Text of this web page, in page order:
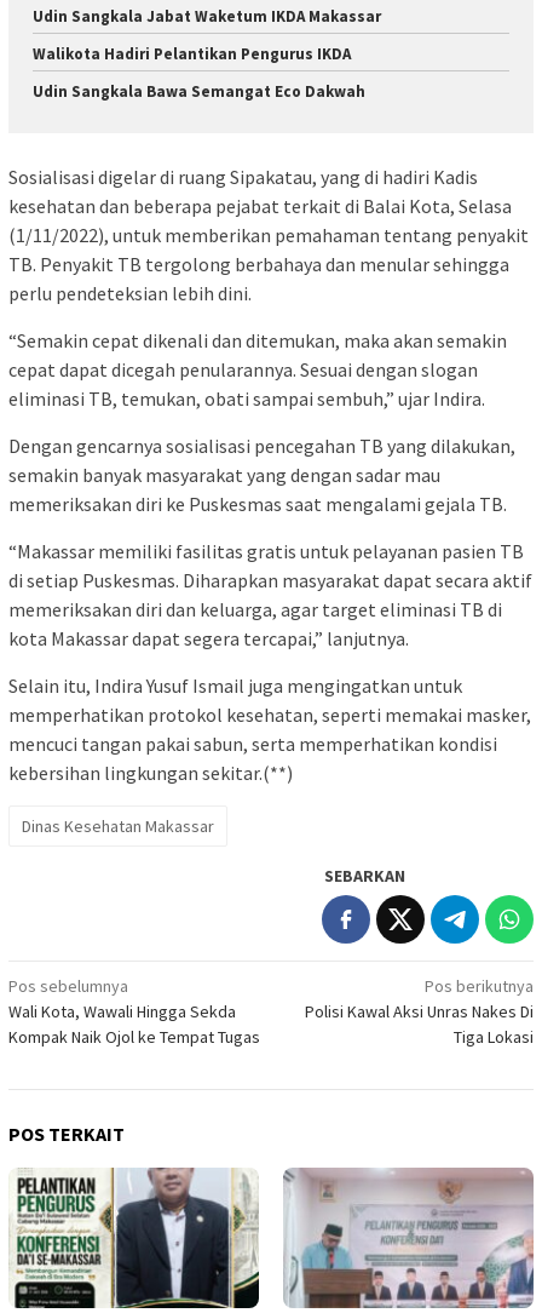
Udin Sangkala Jabat Waketum IKDA Makassar
Walikota Hadiri Pelantikan Pengurus IKDA
Udin Sangkala Bawa Semangat Eco Dakwah
Sosialisasi digelar di ruang Sipakatau, yang di hadiri Kadis
kesehatan dan beberapa pejabat terkait di Balai Kota, Selasa
(1/11/2022), untuk memberikan pemahaman tentang penyakit
TB. Penyakit TB tergolong berbahaya dan menular sehingga
perlu pendeteksian lebih dini.
“Semakin cepat dikenali dan ditemukan, maka akan semakin
cepat dapat dicegah penularannya. Sesuai dengan slogan
eliminasi TB, temukan, obati sampai sembuh,” ujar Indira.
Dengan gencarnya sosialisasi pencegahan TB yang dilakukan,
semakin banyak masyarakat yang dengan sadar mau
memeriksakan diri ke Puskesmas saat mengalami gejala TB.
“Makassar memiliki fasilitas gratis untuk pelayanan pasien TB
di setiap Puskesmas. Diharapkan masyarakat dapat secara aktif
memeriksakan diri dan keluarga, agar target eliminasi TB di
kota Makassar dapat segera tercapai,” lanjutnya.
Selain itu, Indira Yusuf Ismail juga mengingatkan untuk
memperhatikan protokol kesehatan, seperti memakai masker,
mencuci tangan pakai sabun, serta memperhatikan kondisi
kebersihan lingkungan sekitar.(**)
Dinas Kesehatan Makassar
SEBARKAN
Navigasi
pos
Pos sebelumnya
Wali Kota, Wawali Hingga Sekda
Kompak Naik Ojol ke Tempat Tugas
Pos berikutnya
Polisi Kawal Aksi Unras Nakes Di
Tiga Lokasi
POS TERKAIT